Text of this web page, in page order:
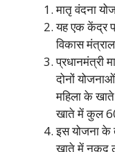
मातृ वंदना
यह एक केंद्र
विकास
प्रधानमंत्री
दोनों योजनाओं
महिला के
खाते में कुल
इस योजना के
खाते में नकद